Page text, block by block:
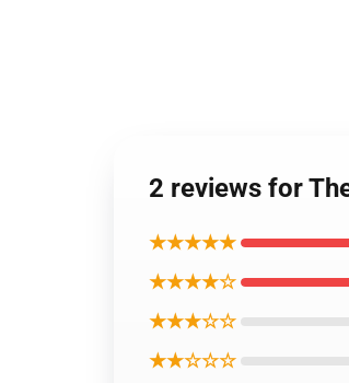
2 reviews for
★★★★★
★★★★☆
★★★☆☆
★★☆☆☆